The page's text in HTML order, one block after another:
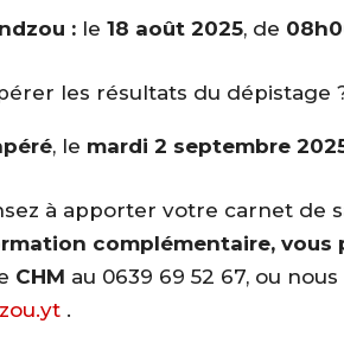
: le 18 août 2025, de
les résultats du dépistage
, le mardi 2 septembre
à apporter votre carnet de
complémentaire, vous
CHM au 0639 69 52 67, ou
.